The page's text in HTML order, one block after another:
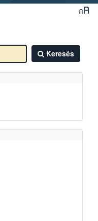
Keresés